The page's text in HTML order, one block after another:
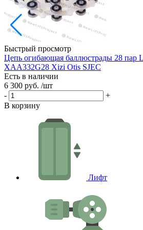
Быстрый просмотр
Цепь огибающая баллюстрады 28 пар
XAA332G28 Xizi Otis SJEC
Есть в наличии
6 300 руб. /шт
-
+
В корзину
Лифт